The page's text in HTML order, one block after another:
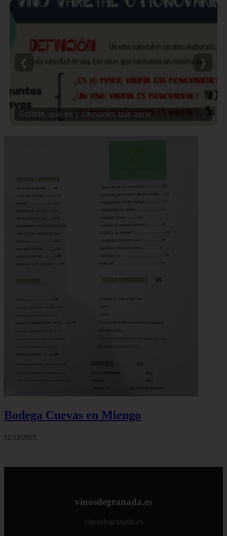
Gollete, qué es y funciones que tiene
❮ ❯
Bodega Cuevas en Miengo
12/12/2025
vinosdegranada.es
vinosdegranada.es